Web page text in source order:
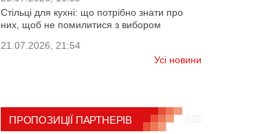
Стільці для кухні: що потрібно знати про
них, щоб не помилитися з вибором
21.07.2026, 21:54
Усі новини
ПРОПОЗИЦІЇ ПАРТНЕРІВ